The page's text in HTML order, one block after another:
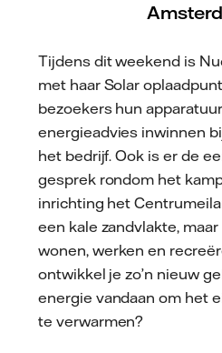
Tijdens dit weekend is
met haar Solar
bezoekers hun
energieadvies inwinnen
het bedrijf. Ook is er de
gesprek rondom het
inrichting het
een kale zandvlakte,
wonen, werken en
ontwikkel je zo’n nieuw
energie vandaan om het
te verwarmen?